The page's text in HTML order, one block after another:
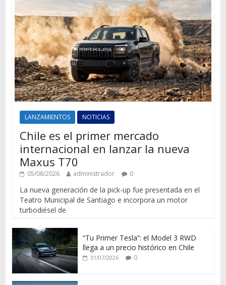
LANZAMIENTOS NOTICIAS
Chile es el primer mercado
internacional en lanzar la nueva
Maxus T70
05/08/2026 administrador 0
La nueva generación de la pick-up fue presentada en el
Teatro Municipal de Santiago e incorpora un motor
turbodiésel de
“Tu Primer Tesla”: el Model 3 RWD
llega a un precio histórico en Chile
31/07/2026 0